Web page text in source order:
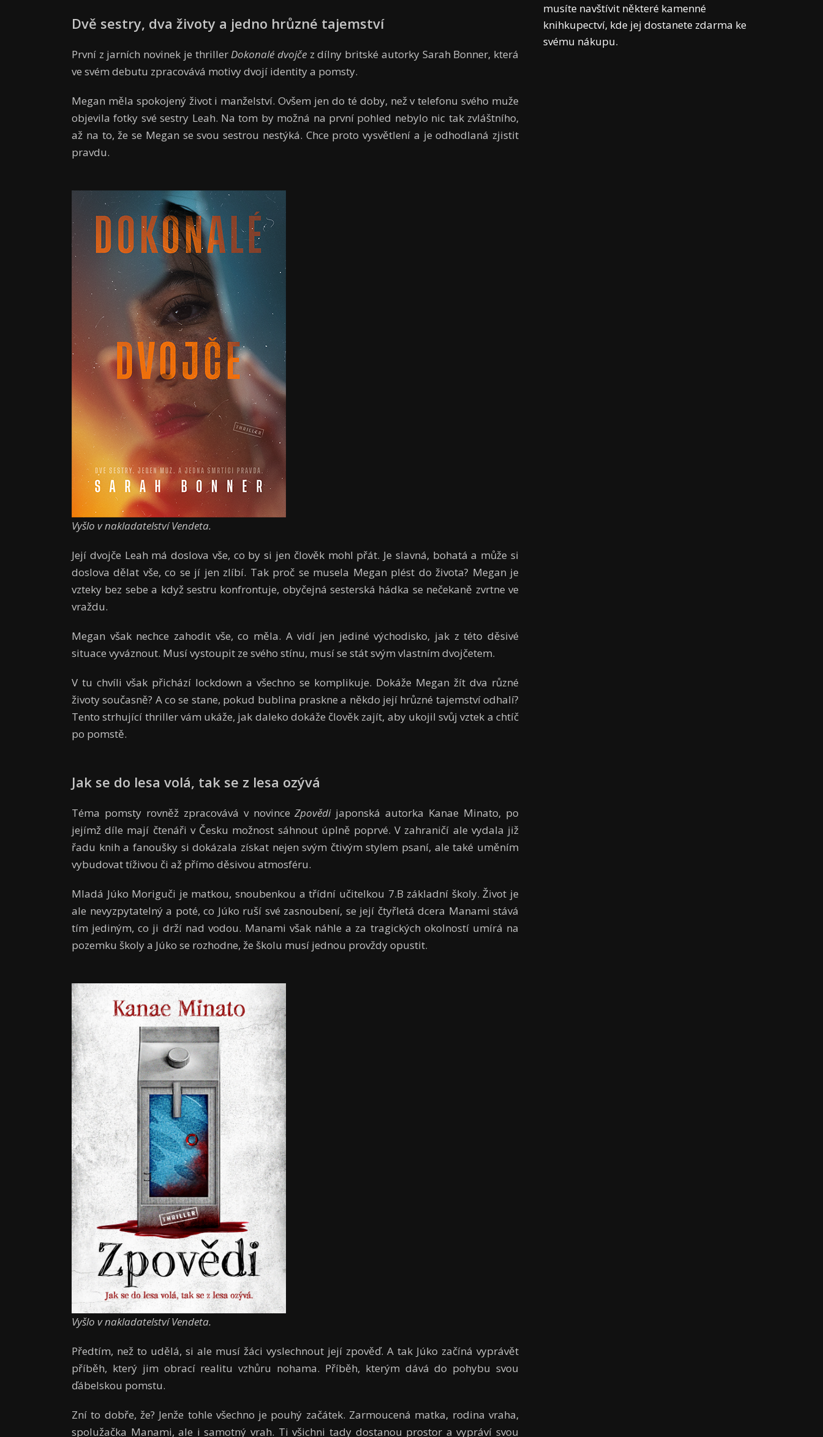
Dvě sestry, dva životy a jedno hrůzné tajemství
První z jarních novinek je thrillerDokonalé dvojče z dílny britské autorky Sarah Bonner, která
ve svém debutu zpracovává motivy dvojí identity a pomsty.
Megan měla spokojený život i manželství. Ovšem jen do té doby, než v telefonu svého muže
objevila fotky své sestry Leah. Na tom by možná na první pohled nebylo nic tak zvláštního,
až na to, že se Megan se svou sestrou nestýká. Chce proto vysvětlení a je odhodlaná zjistit
pravdu.
Vyšlo v nakladatelství Vendeta.
Její dvojče Leah má doslova vše, co by si jen člověk mohl přát. Je slavná, bohatá a může si
doslova dělat vše, co se jí jen zlíbí. Tak proč se musela Megan plést do života? Megan je
vzteky bez sebe a když sestru konfrontuje, obyčejná sesterská hádka se nečekaně zvrtne ve
vraždu.
Megan však nechce zahodit vše, co měla. A vidí jen jediné východisko, jak z této děsivé
situace vyváznout. Musí vystoupit ze svého stínu, musí se stát svým vlastním dvojčetem.
V tu chvíli však přichází lockdown a všechno se komplikuje. Dokáže Megan žít dva různé
životy současně? A co se stane, pokud bublina praskne a někdo její hrůzné tajemství odhalí?
Tento strhující thriller vám ukáže, jak daleko dokáže člověk zajít, aby ukojil svůj vztek a chtíč
po pomstě.
Jak se do lesa volá, tak se z lesa ozývá
Téma pomsty rovněž zpracovává v novinceZpovědijaponská autorka Kanae Minato, po
jejímž díle mají čtenáři v Česku možnost sáhnout úplně poprvé. V zahraničí ale vydala již
řadu knih a fanoušky si dokázala získat nejen svým čtivým stylem psaní, ale také uměním
vybudovat tíživou či až přímo děsivou atmosféru.
Mladá Júko Moriguči je matkou, snoubenkou a třídní učitelkou 7.B základní školy. Život je
ale nevyzpytatelný a poté, co Júko ruší své zasnoubení, se její čtyřletá dcera Manami stává
tím jediným, co ji drží nad vodou. Manami však náhle a za tragických okolností umírá na
pozemku školy a Júko se rozhodne, že školu musí jednou provždy opustit.
Vyšlo v nakladatelství Vendeta.
Předtím, než to udělá, si ale musí žáci vyslechnout její zpověď. A tak Júko začíná vyprávět
příběh, který jim obrací realitu vzhůru nohama. Příběh, kterým dává do pohybu svou
ďábelskou pomstu.
Zní to dobře, že? Jenže tohle všechno je pouhý začátek. Zarmoucená matka, rodina vraha,
spolužačka Manami, ale i samotný vrah. Ti všichni tady dostanou prostor a vypráví svou
musíte navštívit některé kamenné
knihkupectví, kde jej dostanete zdarma ke
svému nákupu.